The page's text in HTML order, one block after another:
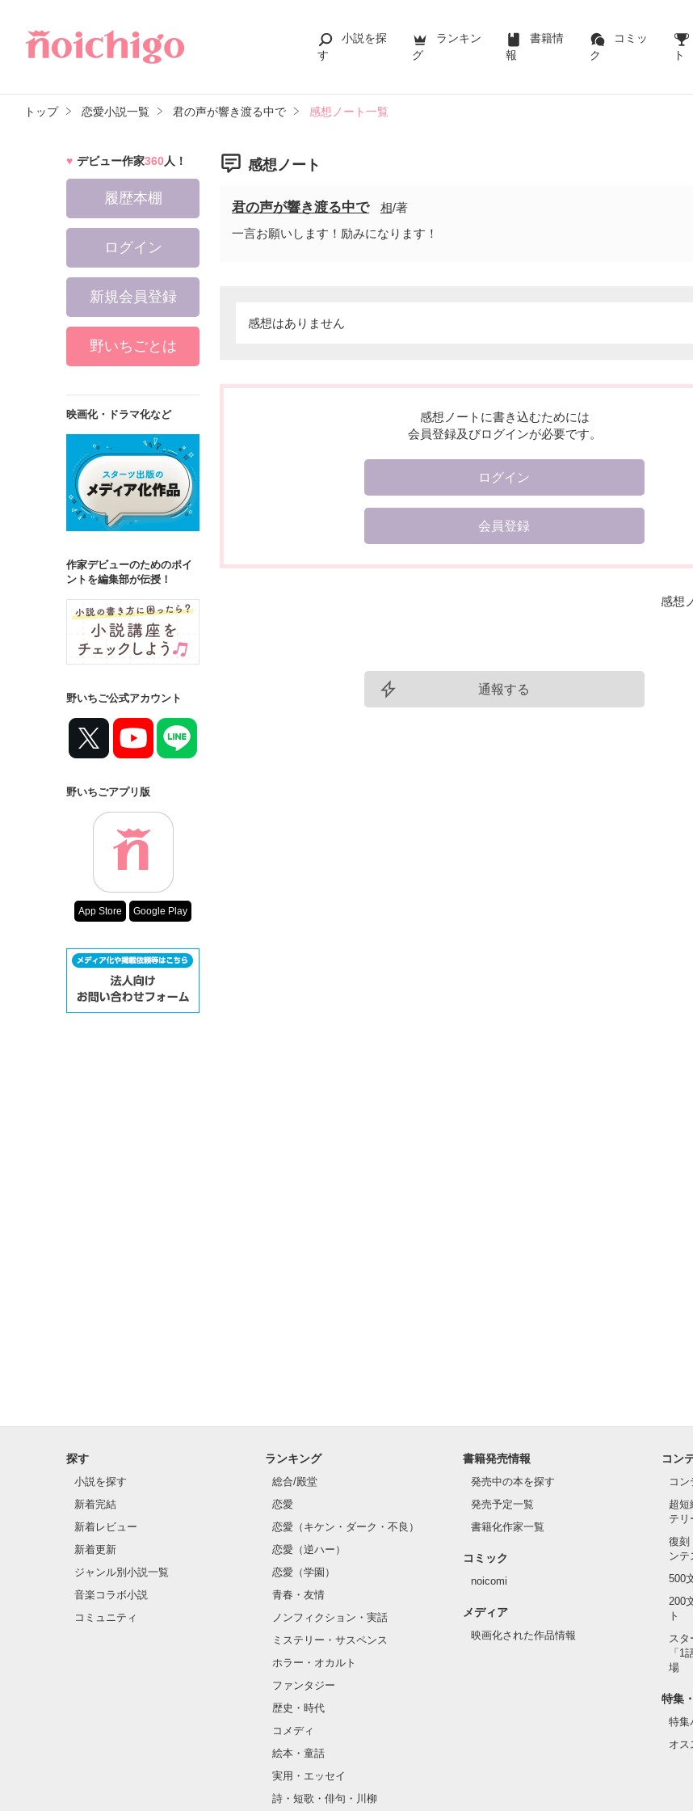
小説を探
す
ランキン
グ
書籍情
報
コミッ
ク
ト
トップ 恋愛小説一覧 君の声が響き渡る中で 感想ノート一覧
感想ノート
君の声が響き渡る中で 相/著
一言お願いします！励みになります！
感想はありません
感想ノートに書き込むためには
会員登録及びログインが必要です。
ログイン
会員登録
感想
通報する
デビュー作家360人！
履歴本棚
ログイン
新規会員登録
野いちごとは
映画化・ドラマ化など
作家デビューのためのポイ
ントを編集部が伝授！
野いちご公式アカウント
野いちごアプリ版
App Store Google Play
探す
小説を探す
新着完結
新着レビュー
新着更新
ジャンル別小説一覧
音楽コラボ小説
コミュニティ
ランキング
総合/殿堂
恋愛
恋愛（キケン・ダーク・不良）
恋愛（逆ハー）
恋愛（学園）
青春・友情
ノンフィクション・実話
ミステリー・サスペンス
ホラー・オカルト
ファンタジー
歴史・時代
コメディ
絵本・童話
実用・エッセイ
詩・短歌・俳句・川柳
書籍発売情報
発売中の本を探す
発売予定一覧
書籍化作家一覧
コミック
noicomi
メディア
映画化された作品情報
コン
コン
超短
テリ
復刻
ン
500
200
ト
スタ
「1
場
特集
特集
オス